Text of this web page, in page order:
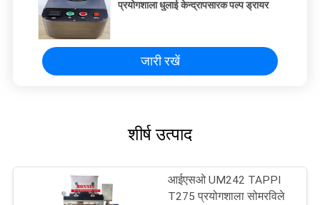
प्रयोगशाला धुलाई केन्द्रापसारक पल्प ड्रायर
जारी रखें
शीर्ष उत्पाद
आईएसओ UM242 TAPPI
T275 प्रयोगशाला सोमरविले